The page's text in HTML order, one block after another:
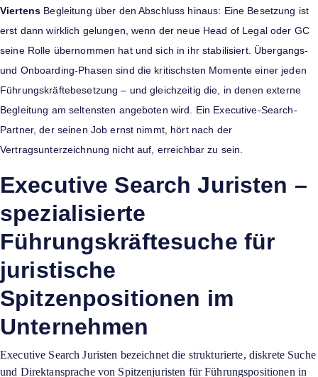
Viertens Begleitung über den Abschluss hinaus: Eine Besetzung ist
erst dann wirklich gelungen, wenn der neue Head of Legal oder GC
seine Rolle übernommen hat und sich in ihr stabilisiert. Übergangs-
und Onboarding-Phasen sind die kritischsten Momente einer jeden
Führungskräftebesetzung – und gleichzeitig die, in denen externe
Begleitung am seltensten angeboten wird. Ein Executive-Search-
Partner, der seinen Job ernst nimmt, hört nach der
Vertragsunterzeichnung nicht auf, erreichbar zu sein.
Executive Search Juristen –
spezialisierte
Führungskräftesuche für
juristische
Spitzenpositionen im
Unternehmen
Executive Search Juristen bezeichnet die strukturierte, diskrete Suche
und Direktansprache von Spitzenjuristen für Führungspositionen in